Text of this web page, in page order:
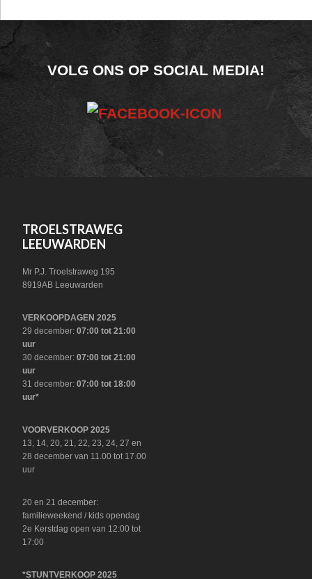
FOOTER
WIDGET
HEADER
SOCIAL
VOLG ONS OP SOCIAL MEDIA!
TROELSTRAWEG
LEEUWARDEN
Mr P.J. Troelstraweg 195
8919AB Leeuwarden
VERKOOPDAGEN 2025
29 december:07:00 tot 21:00
uur
30 december:07:00 tot 21:00
uur
31 december:07:00 tot 18:00
uur*
VOORVERKOOP 2025
13, 14, 20, 21, 22, 23, 24, 27 en
28 december van 11.00 tot 17.00
uur
20 en 21 december:
familieweekend / kids opendag
2e Kerstdag open van 12:00 tot
17:00
*STUNTVERKOOP 2025